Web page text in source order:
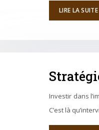
LIRE LA SUITE
Investir dans
C’est là